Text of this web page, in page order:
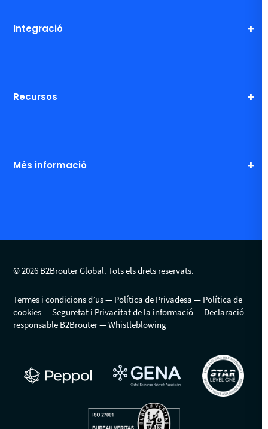
Integració
Recursos
Més informació
© 2026 B2Brouter Global. Tots els drets reservats.
Termes i condicions d’us Política de Privadesa
Política de
cookies
Seguretat i Privacitat de la informació
Declaració
responsable B2Brouter
Whistleblowing